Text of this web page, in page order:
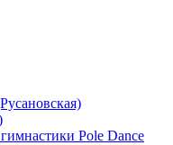
Pole Dance